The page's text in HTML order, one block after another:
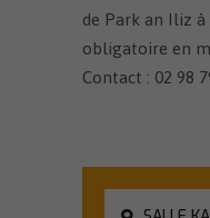
de Park an Iliz
obligatoire en
Contact : 02 98